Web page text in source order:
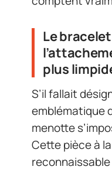
Le
plus
S’il fallait
emblématique
menotte
Cette pièce à